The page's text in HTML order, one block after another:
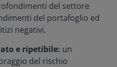
del settore
del portafoglio ed
negativi.
e ripetibile: un
del rischio